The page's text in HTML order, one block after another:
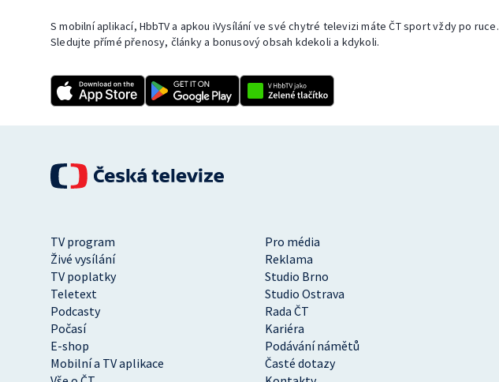
S mobilní aplikací, HbbTV a apkou iVysílání ve své chytré televizi máte ČT sport vždy po ruce.
Sledujte přímé přenosy, články a bonusový obsah kdekoli a kdykoli.
TV program
Pro média
Živé vysílání
Reklama
TV poplatky
Studio Brno
Teletext
Studio Ostrava
Podcasty
Rada ČT
Počasí
Kariéra
E-shop
Podávání námětů
Mobilní a TV aplikace
Časté dotazy